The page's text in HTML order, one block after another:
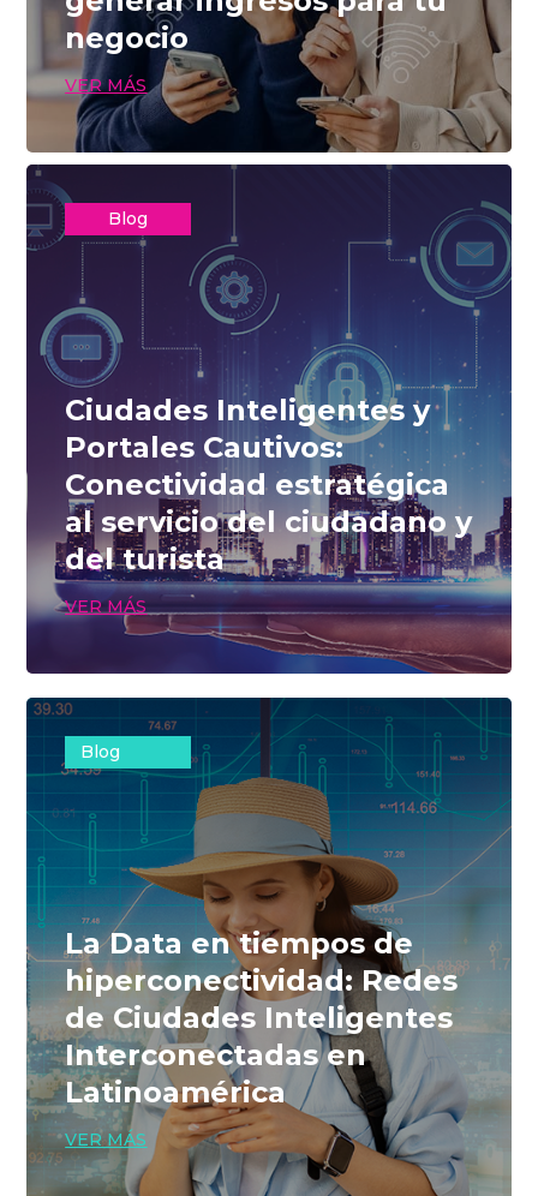
negocio
VER MÁS
Blog
Ciudades Inteligentes y
Portales Cautivos:
Conectividad estratégica
al servicio del ciudadano y
del turista
VER MÁS
Blog
La Data en tiempos de
hiperconectividad: Redes
de Ciudades Inteligentes
Interconectadas en
Latinoamérica
VER MÁS